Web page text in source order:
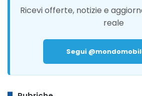
Ricevi offerte, notizie e
reale
Segui